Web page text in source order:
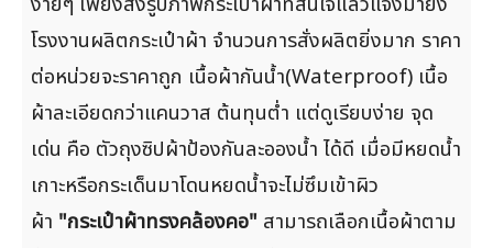
โรงงานผลิตกระเป๋าผ้า จำนวนการสั่งผลิตยิ่งมาก ราคา
ต่อหน่วยจะราคาถูก เนื้อผ้ากันน้ำ(Waterproof) เนื้อ
ผ้าละเอียดกว่าแคนวาส ต้นทุนต่ำ แต่ดูเรียบง่าย จุด
เด่น คือ ตัวถุงซิปผ้าป้องกันละอองน้ำ ได้ดี เมื่อมีหยดน้ำ
เกาะหรือกระเด็นมาโดนหยดน้ำจะไม่ซึมเข้าผิว
ผ้า "กระเป๋าผ้าทรงคล้องคอ" สามารถเลือกเนื้อผ้าตาม